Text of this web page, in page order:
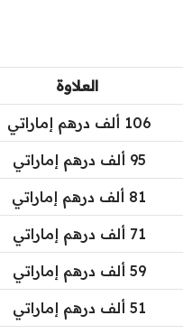
العلاوة
106 ألف درهم إماراتي
95 ألف درهم إماراتي
81 ألف درهم إماراتي
71 ألف درهم إماراتي
59 ألف درهم إماراتي
51 ألف درهم إماراتي